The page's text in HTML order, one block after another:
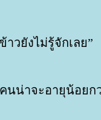
วยังไม่รู้จักเลย”
นน่าจะอายุน้อยก